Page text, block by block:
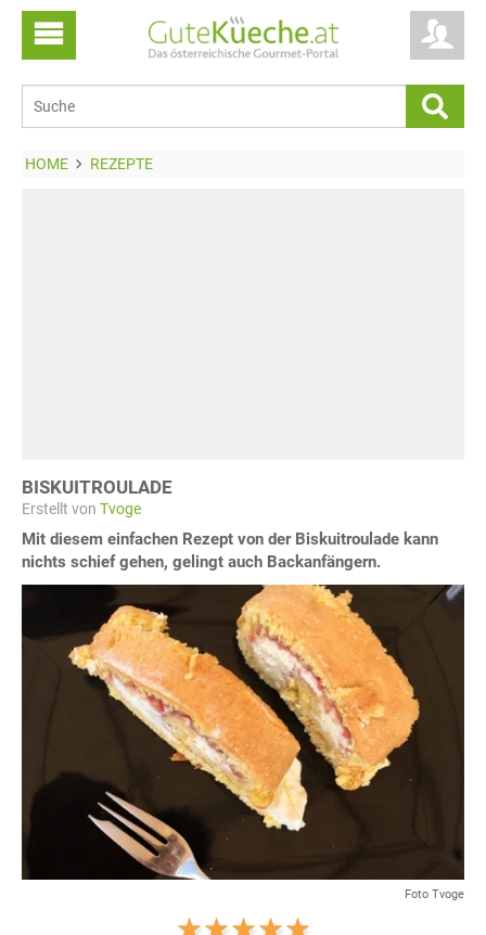
HOME REZEPTE
BISKUITROULADE
Erstellt von Tvoge
Mit diesem einfachen Rezept von der Biskuitroulade kann
nichts schief gehen, gelingt auch Backanfängern.
Foto Tvoge